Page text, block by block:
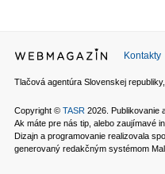
Kontakty
Tlačová agentúra Slovenskej
Copyright © TASR 2026. Publikovanie
Ak máte pre nás tip, alebo zaujímavé
Dizajn a programovanie realizovala
generovaný redakčným systémom